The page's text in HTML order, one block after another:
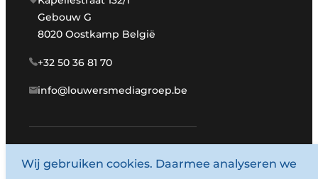
Gebouw G
8020 Oostkamp België
+32 50 36 81 70
info@louwersmediagroep.be
www.louwersmediagroep.com
Wij gebruiken cookies. Daarmee analyseren we